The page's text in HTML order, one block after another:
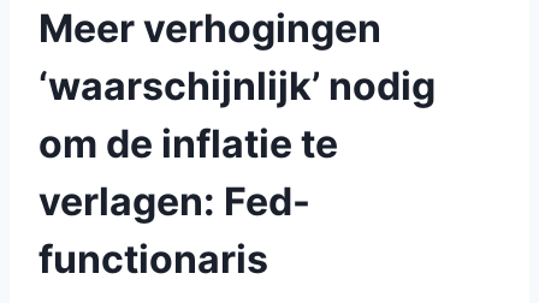
Meer verhogingen
‘waarschijnlijk’ nodig
om de inflatie te
verlagen: Fed-
functionaris